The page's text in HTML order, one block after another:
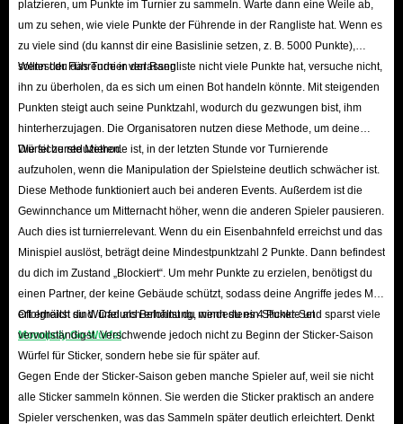
platzieren, um Punkte im Turnier zu sammeln. Warte dann eine Weile ab,
um zu sehen, wie viele Punkte der Führende in der Rangliste hat. Wenn es
zu viele sind (du kannst dir eine Basislinie setzen, z. B. 5000 Punkte),
solltest du das Turnier verlassen.
Wenn der Führende in der Rangliste nicht viele Punkte hat, versuche nicht,
ihn zu überholen, da es sich um einen Bot handeln könnte. Mit steigenden
Punkten steigt auch seine Punktzahl, wodurch du gezwungen bist, ihm
hinterherzujagen. Die Organisatoren nutzen diese Methode, um deine
Würfel zu reduzieren.
Die sicherste Methode ist, in der letzten Stunde vor Turnierende
aufzuholen, wenn die Manipulation der Spielsteine ​​deutlich schwächer ist.
Diese Methode funktioniert auch bei anderen Events. Außerdem ist die
Gewinnchance um Mitternacht höher, wenn die anderen Spieler pausieren.
Auch dies ist turnierrelevant. Wenn du ein Eisenbahnfeld erreichst und das
Minispiel auslöst, beträgt deine Mindestpunktzahl 2 Punkte. Dann befindest
du dich im Zustand „Blockiert“. Um mehr Punkte zu erzielen, benötigst du
einen Partner, der keine Gebäude schützt, sodass deine Angriffe jedes Mal
erfolgreich sind. Dadurch erhältst du mindestens 4 Punkte und sparst viele
Monopoly Go-Würfel.
Oft erhältst du Würfel als Belohnung, wenn du ein Sticker-Set
vervollständigst. Verschwende jedoch nicht zu Beginn der Sticker-Saison
Würfel für Sticker, sondern hebe sie für später auf.
Gegen Ende der Sticker-Saison geben manche Spieler auf, weil sie nicht
alle Sticker sammeln können. Sie werden die Sticker praktisch an andere
Spieler verschenken, was das Sammeln später deutlich erleichtert. Denkt